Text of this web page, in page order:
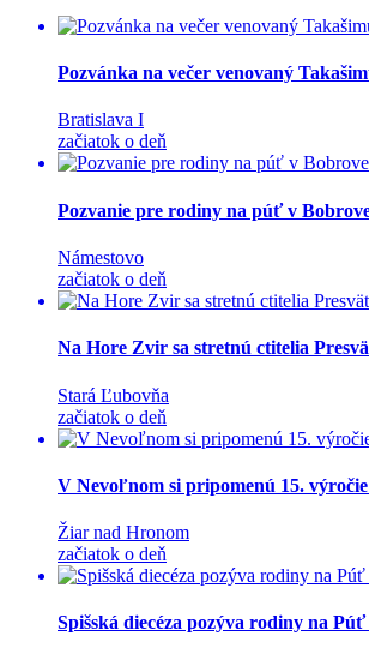
Pozvánka na večer venovaný
Bratislava I
začiatok o deň
Pozvanie pre rodiny na púť v
Námestovo
začiatok o deň
Na Hore Zvir sa stretnú ctitelia
Stará Ľubovňa
začiatok o deň
V Nevoľnom si pripomenú 15.
Žiar nad Hronom
začiatok o deň
Spišská diecéza pozýva rodiny na